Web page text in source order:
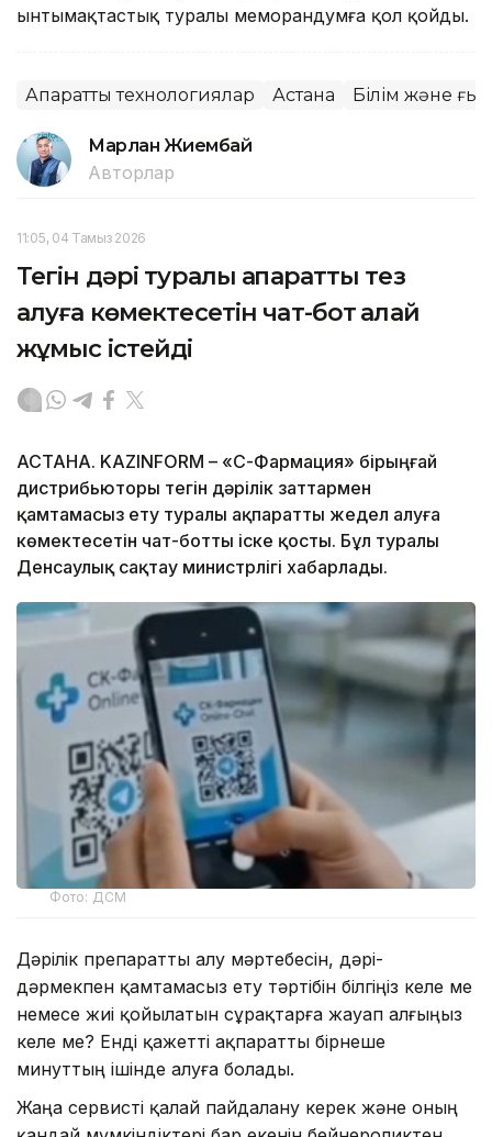
ынтымақтастық туралы меморандумға қол қойды.
Ақпараттық технологиялар Астана Білім және
Марлан Жиембай
Авторлар
11:05, 04 Тамыз 2026
Тегін дәрі туралы ақпаратты тез
алуға көмектесетін чат-бот қалай
жұмыс істейді
АСТАНА. KAZINFORM – «СҚ-Фармация» бірыңғай
дистрибьюторы тегін дәрілік заттармен
қамтамасыз ету туралы ақпаратты жедел алуға
көмектесетін чат-ботты іске қосты. Бұл туралы
Денсаулық сақтау министрлігі хабарлады.
Фото: ДСМ
Дәрілік препаратты алу мәртебесін, дәрі-
дәрмекпен қамтамасыз ету тәртібін білгіңіз келе ме
немесе жиі қойылатын сұрақтарға жауап алғыңыз
келе ме? Енді қажетті ақпаратты бірнеше
минуттың ішінде алуға болады.
Жаңа сервисті қалай пайдалану керек және оның